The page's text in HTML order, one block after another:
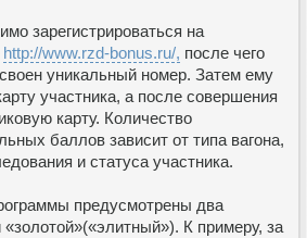
зарегистрироваться на
http://www.rzd-bonus.ru/, после чего
уникальный номер. Затем ему
участника, а после совершения
карту. Количество
баллов зависит от типа вагона,
и статуса участника.
предусмотрены два
К примеру, за